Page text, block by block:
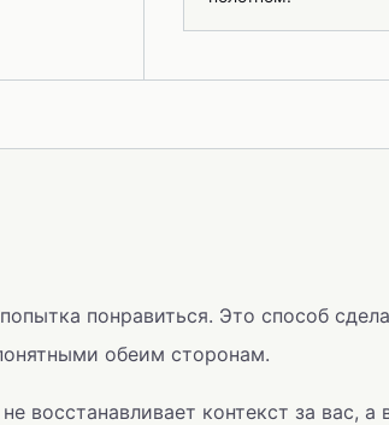
понравиться. Это способ
обеим сторонам.
восстанавливает контекст за вас, а